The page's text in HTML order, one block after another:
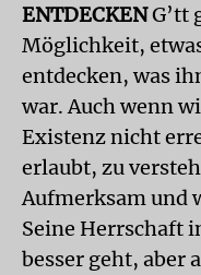
ENTDECKENG’tt
Möglichkeit,
entdecken, was
war. Auch wenn
Existenz nicht
erlaubt, zu
Aufmerksam und
Seine Herrschaft
besser geht, aber